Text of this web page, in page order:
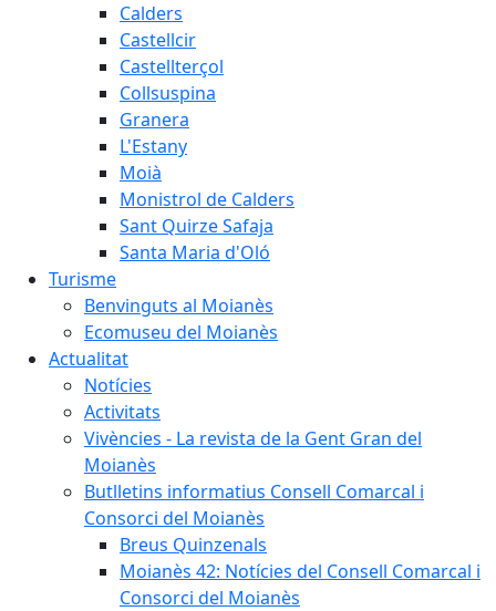
Calders
Castellcir
Castellterçol
Collsuspina
Granera
L'Estany
Moià
Monistrol de Calders
Sant Quirze Safaja
Santa Maria d'Oló
Turisme
Benvinguts al Moianès
Ecomuseu del Moianès
Actualitat
Notícies
Activitats
Vivències - La revista de la Gent Gran del
Moianès
Butlletins informatius Consell Comarcal i
Consorci del Moianès
Breus Quinzenals
Moianès 42: Notícies del Consell Comarcal i
Consorci del Moianès